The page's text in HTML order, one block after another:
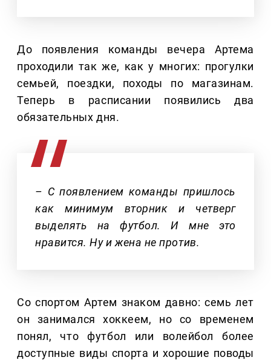
До появления команды вечера Артема
проходили так же, как у многих: прогулки
семьей, поездки, походы по магазинам.
Теперь в расписании появились два
обязательных дня.
– С появлением команды пришлось
как минимум вторник и четверг
выделять на футбол. И мне это
нравится. Ну и жена не против.
Со спортом Артем знаком давно: семь лет
он занимался хоккеем, но со временем
понял, что футбол или волейбол более
доступные виды спорта и хорошие поводы